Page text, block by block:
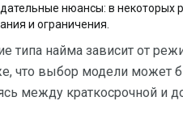
нюансы: в некоторых
и ограничения.
типа найма зависит от
что выбор модели может
между краткосрочной и